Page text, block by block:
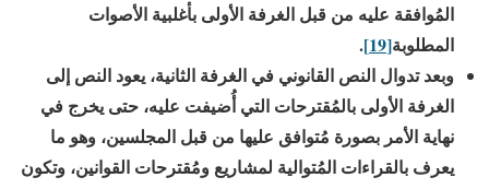
المُوافقة عليه من قبل الغرفة الأولى بأغلبية الأصوات
المطلوبة[19]
.
وبعد تدوال النص القانوني في الغرفة الثانية، يعود النص إلى
الغرفة الأولى بالمُقترحات التي أُضيفت عليه، حتى يخرج في
نهاية الأمر بصورة مُتوافق عليها من قبل المجلسين، وهو ما
يعرف بالقراءات المُتوالية لمشاريع ومُقترحات القوانين، وتكون